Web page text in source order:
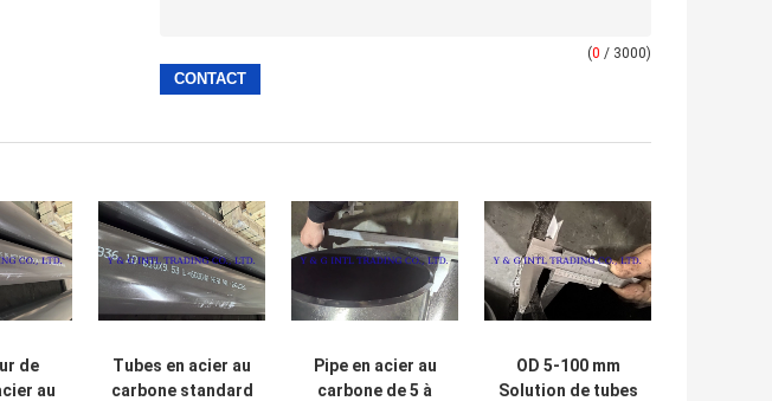
(0 / 3000)
de
au
Tubes en acier au
carbone standard
Pipe en acier au
carbone de 5 à
OD 5-100 mm
Solution de tubes